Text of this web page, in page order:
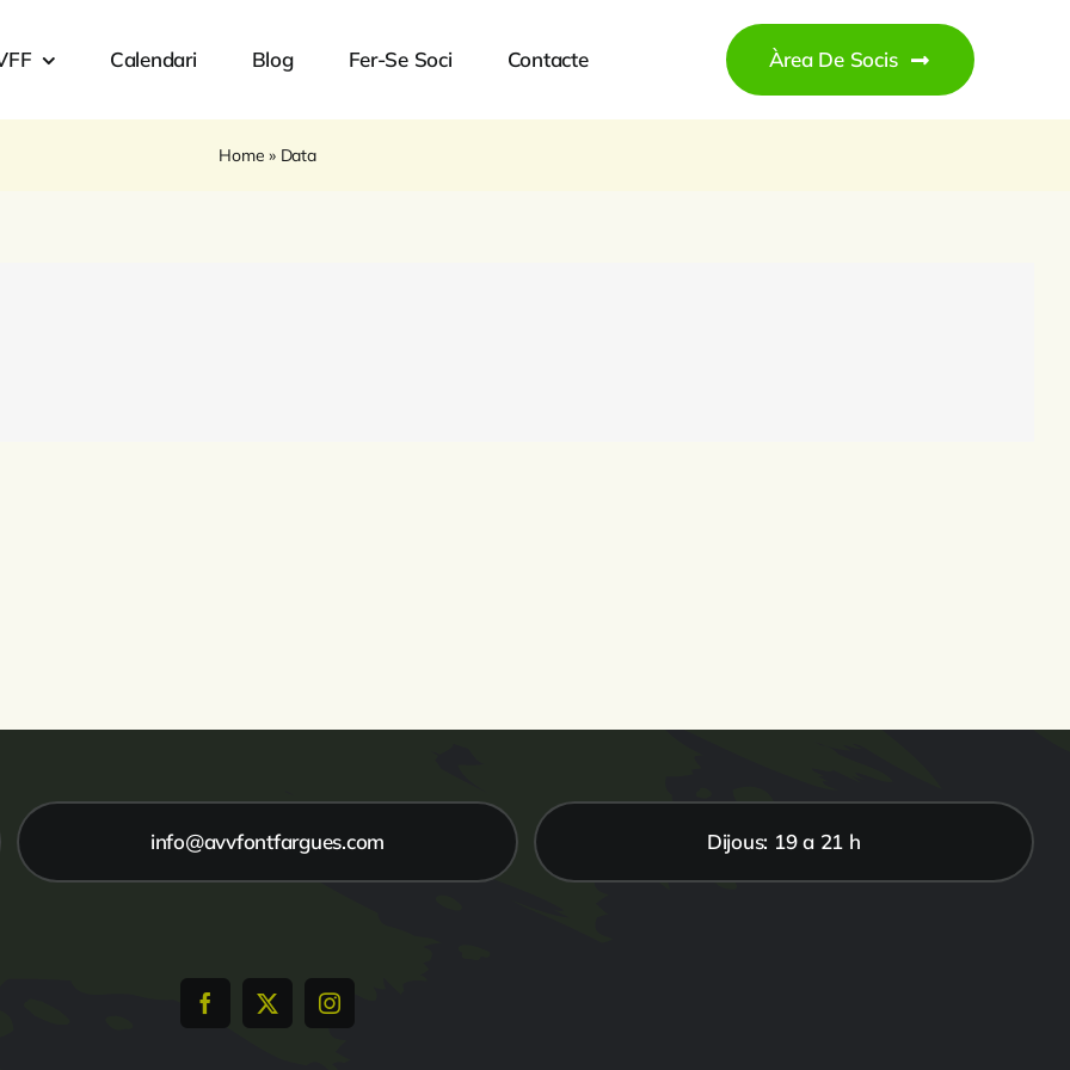
Calendari Blog Fer-Se Soci Contacte Àrea De Socis
Home » Data
info@avvfontfargues.com Dijous: 19 a 21 h